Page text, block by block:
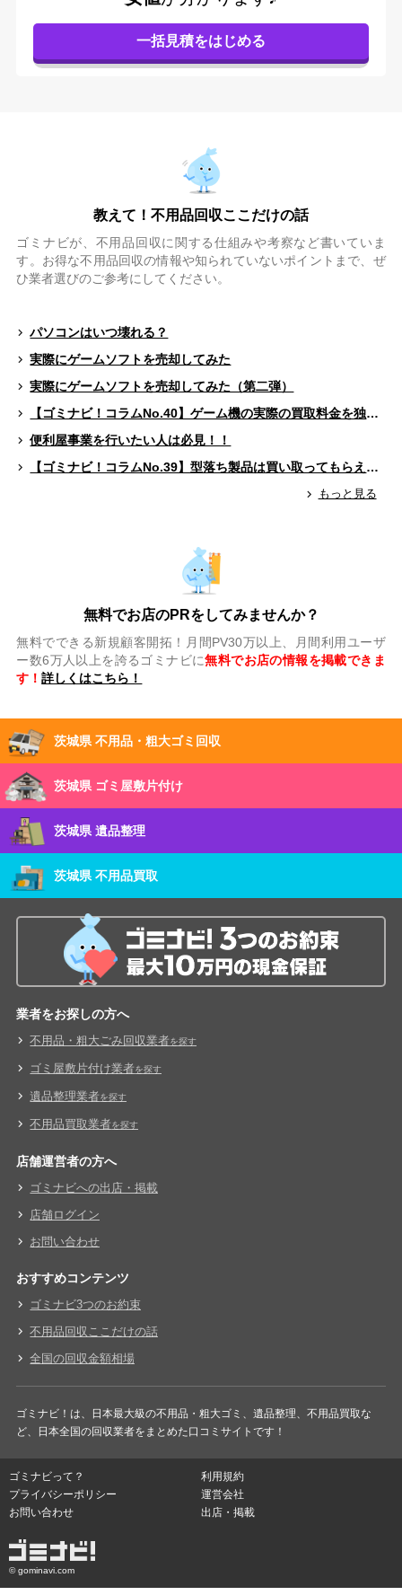
教えて！不用品回収ここだけの話
ゴミナビが、不用品回収に関する仕組みや考察など書いていま
す。お得な不用品回収の情報や知られていないポイントまで、ぜ
ひ業者選びのご参考にしてください。
パソコンはいつ壊れる？
実際にゲームソフトを売却してみた
実際にゲームソフトを売却してみた（第二弾）
【ゴミナビ！コラムNo.40】ゲーム機の実際の買取料金を独自調査！！
便利屋事業を行いたい人は必見！！
【ゴミナビ！コラムNo.39】型落ち製品は買い取ってもらえる？（ゲームソフト編）
もっと見る
無料でお店のPRをしてみませんか？
無料でできる新規顧客開拓！月間PV30万以上、月間利用ユーザ
ー数6万人以上を誇るゴミナビに無料でお店の情報を掲載できま
す！詳しくはこちら！
茨城県 不用品・粗大ゴミ回収
茨城県 ゴミ屋敷片付け
茨城県 遺品整理
茨城県 不用品買取
業者をお探しの方へ
不用品・粗大ごみ回収業者を探す
ゴミ屋敷片付け業者を探す
遺品整理業者を探す
不用品買取業者を探す
店舗運営者の方へ
ゴミナビへの出店・掲載
店舗ログイン
お問い合わせ
おすすめコンテンツ
ゴミナビ3つのお約束
不用品回収ここだけの話
全国の回収金額相場
ゴミナビ！は、日本最大級の不用品・粗大ゴミ、遺品整理、不用品買取な
ど、日本全国の回収業者をまとめた口コミサイトです！
ゴミナビって？
利用規約
プライバシーポリシー
運営会社
お問い合わせ
出店・掲載
© gominavi.com